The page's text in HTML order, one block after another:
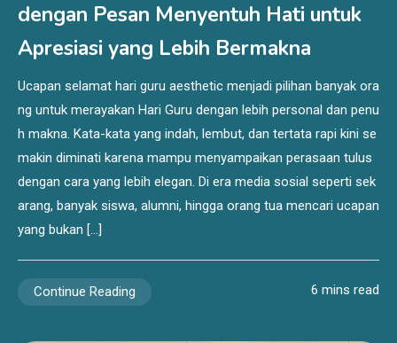
dengan Pesan Menyentuh Hati untuk
Apresiasi yang Lebih Bermakna
Ucapan selamat hari guru aesthetic menjadi pilihan banyak ora
ng untuk merayakan Hari Guru dengan lebih personal dan penu
h makna. Kata-kata yang indah, lembut, dan tertata rapi kini se
makin diminati karena mampu menyampaikan perasaan tulus
dengan cara yang lebih elegan. Di era media sosial seperti sek
arang, banyak siswa, alumni, hingga orang tua mencari ucapan
yang bukan […]
Continue Reading 6 mins read